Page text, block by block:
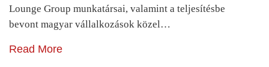
Lounge Group munkatársai, valamint a teljesítésbe
bevont magyar vállalkozások közel…
Read More